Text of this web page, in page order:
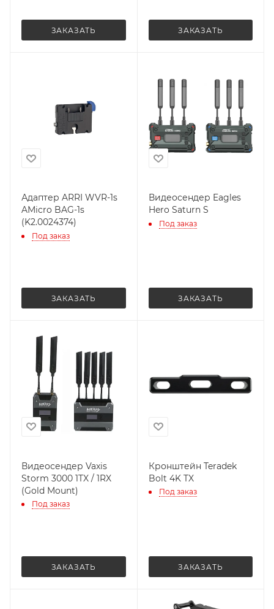
ЗАКАЗАТЬ ЗАКАЗАТЬ
Адаптер ARRI WVR-1s
AMicro BAG-1s
(K2.0024374)
Под заказ
ЗАКАЗАТЬ
Видеосендер Eagles
Hero Saturn S
Под заказ
ЗАКАЗАТЬ
Видеосендер Vaxis
Storm 3000 1TX / 1RX
(Gold Mount)
Под заказ
ЗАКАЗАТЬ
Кронштейн Teradek
Bolt 4K TX
Под заказ
ЗАКАЗАТЬ